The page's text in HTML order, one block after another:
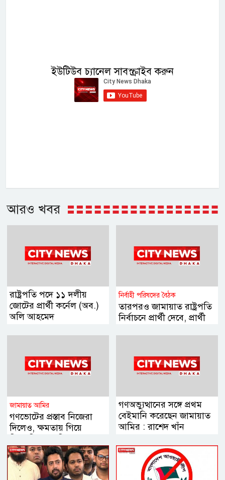
ইউটিউব চ্যানেল সাবস্ক্রাইব করুন
আরও খবর
রাষ্ট্রপতি পদে ১১ দলীয়
জোটের প্রার্থী কর্নেল (অব.)
অলি আহমেদ
নির্বাহী পরিষদের বৈঠক
তারপরও জামায়াত রাষ্ট্রপতি
নির্বাচনে প্রার্থী দেবে, প্রার্থী
জামায়াত আমির
গণভোটের প্রস্তাব নিজেরা
দিলেও, ক্ষমতায় গিয়ে
গিয়েছে
গণঅভ্যুত্থানের সঙ্গে প্রথম
বেইমানি করেছেন জামায়াত
আমির : রাশেদ খাঁন